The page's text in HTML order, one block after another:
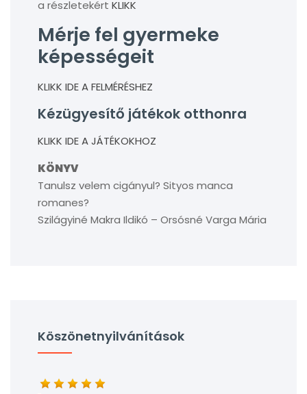
a részletekért KLIKK
Mérje fel gyermeke
képességeit
KLIKK IDE A FELMÉRÉSHEZ
Kézügyesítő játékok otthonra
KLIKK IDE A JÁTÉKOKHOZ
KÖNYV
Tanulsz velem cigányul? Sityos manca
romanes?
Szilágyiné Makra Ildikó – Orsósné Varga Mária
Köszönetnyilvánítások